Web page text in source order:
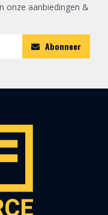
onze aanbiedingen &
Abonneer